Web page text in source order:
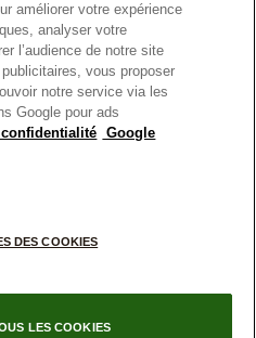
& Collect
2026 Pandora
améliorer votre expérience
analyser votre
l’audience de notre site
vous proposer
notre service via les
Google pour ads
Google
DES COOKIES
LES COOKIES